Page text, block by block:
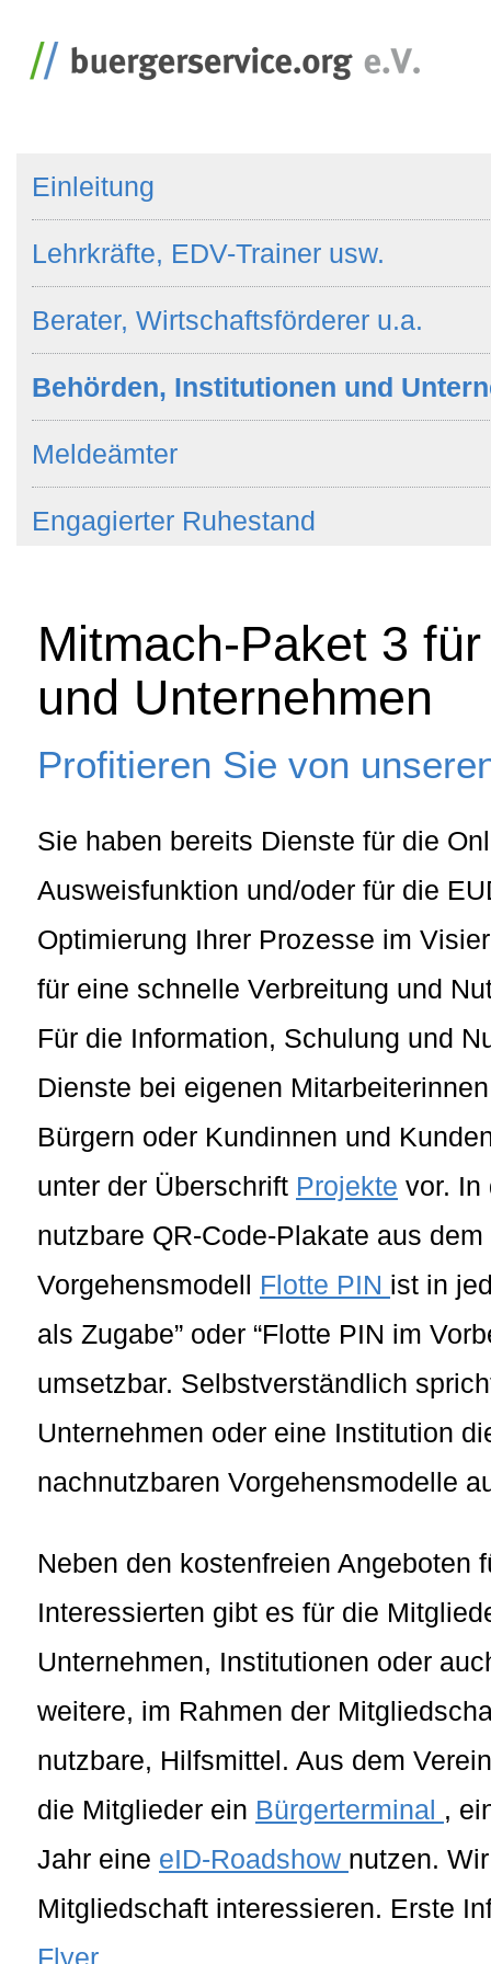
Einleitung
Lehrkräfte, EDV-Trainer usw.
Berater, Wirtschaftsförderer u.a.
Behörden, Institutionen und
Meldeämter
Engagierter Ruhestand
Mitmach-Paket 3
und Unternehmen
Profitieren Sie von
Sie haben bereits Dienste für die
Ausweisfunktion und/oder für die
Optimierung Ihrer Prozesse im
für eine schnelle Verbreitung und
Für die Information, Schulung und
Dienste bei eigenen
Bürgern oder Kundinnen und
unter der Überschrift Projekte vor. In
nutzbare QR-Code-Plakate aus
Vorgehensmodell Flotte PIN ist in
als Zugabe” oder “Flotte PIN im
umsetzbar. Selbstverständlich
Unternehmen oder eine Institution
nachnutzbaren Vorgehensmodelle
Neben den kostenfreien Angeboten
Interessierten gibt es für die
Unternehmen, Institutionen oder
weitere, im Rahmen der
nutzbare, Hilfsmittel. Aus dem
die Mitglieder ein Bürgerterminal ,
Jahr eine eID-Roadshow nutzen.
Mitgliedschaft interessieren. Erste
Flyer